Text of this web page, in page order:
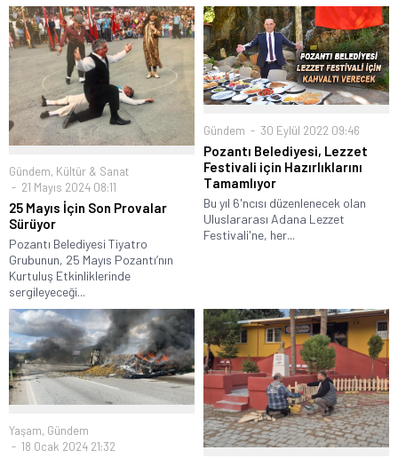
Gündem, Kültür & Sanat
21 Mayıs 2024 08:11
25 Mayıs İçin Son Provalar
Sürüyor
Pozantı Belediyesi Tiyatro
Grubunun, 25 Mayıs Pozantı’nın
Kurtuluş Etkinliklerinde
sergileyeceği...
Gündem 30 Eylül 2022 09:46
Pozantı Belediyesi, Lezzet
Festivali için Hazırlıklarını
Tamamlıyor
Bu yıl 6'ncısı düzenlenecek olan
Uluslararası Adana Lezzet
Festivali'ne, her...
Yaşam, Gündem
18 Ocak 2024 21:32